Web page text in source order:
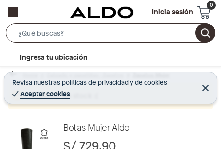
Inicia sesión
e
r
c
B
r
c
t
Ingresa tu ubicación
Revisa nuestras políticas de privacidadyde cookies
Aceptar cookies
C
e
r
Home Calzado y zapatillas - Zapatos Zapatos Mujer
Producto sin stock :(
Botas Mujer Aldo
S/ 729.90